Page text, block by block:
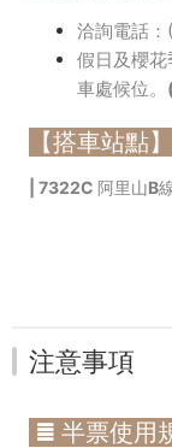
洽詢電話
假日及櫻
車處候位
【搭車站點】
| 7322C 阿里山B
注意事項
≣ 半票使用